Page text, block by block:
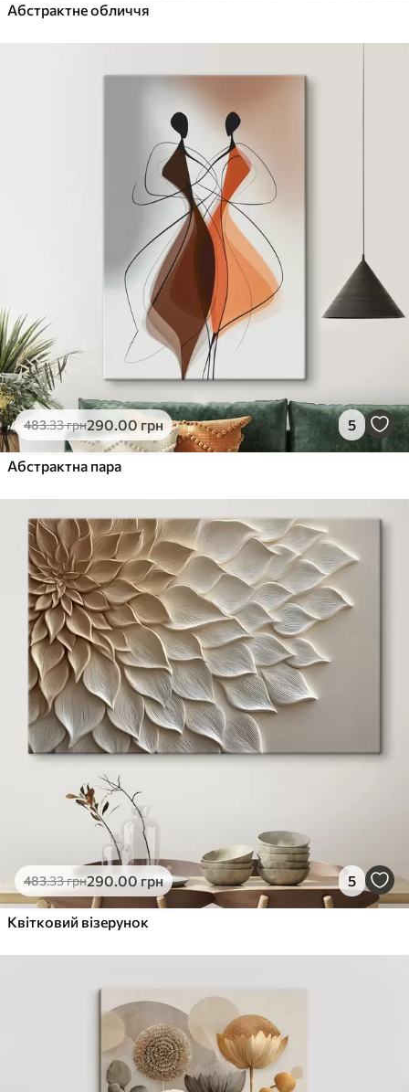
Абстрактне обличчя
483.33грн290.00 грн 5
Абстрактна пара
483.33грн290.00 грн 5
Квітковий візерунок